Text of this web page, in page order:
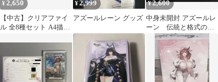
¥ 2,650
【中古】クリアファイ
ル 全8種セット A4描き
ーハウスCoCo壱番屋＆
パスタ・デ・ココ 第2
弾」 描き下ろしクリア
¥2,999
アズールレーン グッズ
¥2,600
中身未開封 アズールレ
ーン 伝統と格式のア
ズレンセット